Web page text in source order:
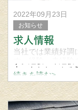
2022年09月23日
お知らせ
求人情報
当社では業績好調
中。あなたのやる
いたします。その他
続きを読む>